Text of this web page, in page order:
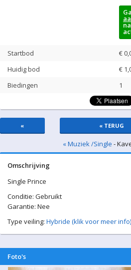
Startbod
€
Huidig bod
€
Biedingen
1
« « TERUG
« Muziek /Single -
Omschrijving
Single Prince
Conditie: Gebruikt
Garantie: Nee
Type veiling: Hybride (klik voor meer info)
Foto's